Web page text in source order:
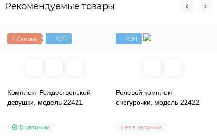
Рекомендуемые товары
Скидка ТОП
Комплект Рождественской
девушки, модель 22421
В наличии
ТОП
Ролевой комплект
снегурочки, модель 22422
Нет в наличии